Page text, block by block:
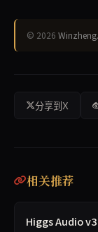
© 2026
分享到X
相关推荐
Higgs Audio